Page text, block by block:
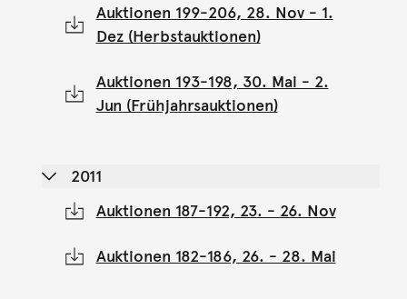
Auktionen 199-206, 28. Nov - 1.
Dez (Herbstauktionen)
Auktionen 193-198, 30. Mai - 2.
Jun (Frühjahrsauktionen)
2011
Auktionen 187-192, 23. - 26. Nov
Auktionen 182-186, 26. - 28. Mai